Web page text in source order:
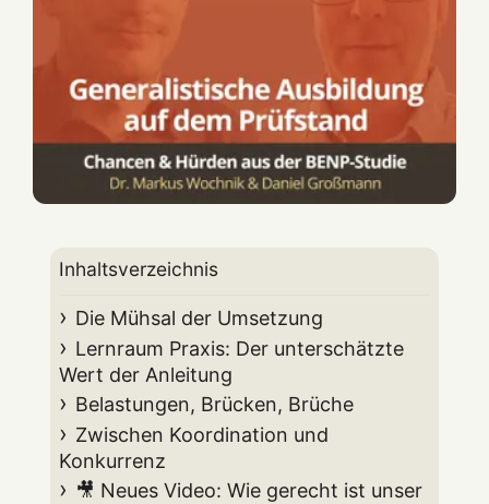
Inhaltsverzeichnis
Die Mühsal der Umsetzung
Lernraum Praxis: Der unterschätzte
Wert der Anleitung
Belastungen, Brücken, Brüche
Zwischen Koordination und
Konkurrenz
🎥 Neues Video: Wie gerecht ist unser